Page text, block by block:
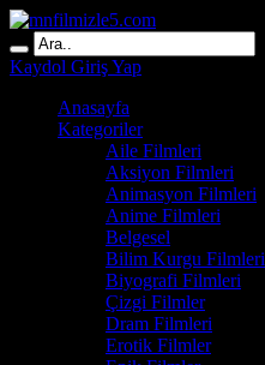
Kaydol Giriş Yap
Anasayfa
Kategoriler
Aile Filmleri
Aksiyon Filmleri
Animasyon Filmleri
Anime Filmleri
Belgesel
Bilim Kurgu Filmleri
Biyografi Filmleri
Çizgi Filmler
Dram Filmleri
Erotik Filmler